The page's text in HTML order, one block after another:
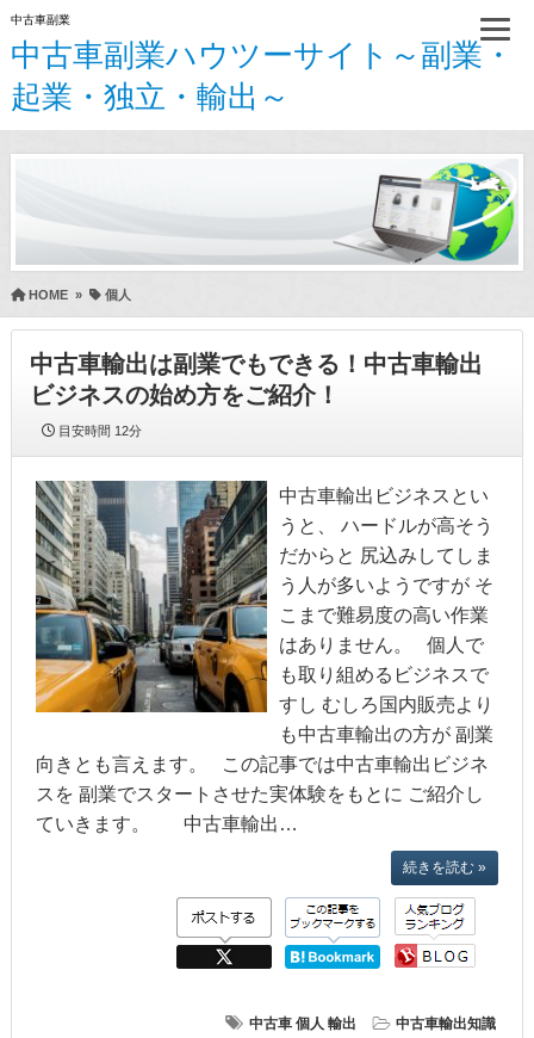
中古車副業
中古車副業ハウツーサイト～副業・
起業・独立・輸出～
HOME» 個人
中古車輸出は副業でもできる！中古車輸出
ビジネスの始め方をご紹介！
目安時間 12分
中古車輸出ビジネスとい
うと、 ハードルが高そう
だからと 尻込みしてしま
う人が多いようですが そ
こまで難易度の高い作業
はありません。 個人で
も取り組めるビジネスで
すし むしろ国内販売より
も中古車輸出の方が 副業
向きとも言えます。 この記事では中古車輸出ビジネ
スを 副業でスタートさせた実体験をもとに ご紹介し
ていきます。 中古車輸出…
続きを読む »
中古車 個人 輸出 中古車輸出知識